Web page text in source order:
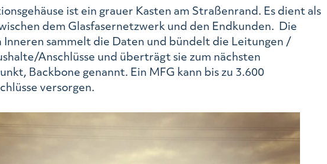
ist ein grauer Kasten am Straßenrand. Es dient als
dem Glasfasernetzwerk und den Endkunden. Die
Inneren sammelt die Daten und bündelt die Leitungen /
Anschlüsse und überträgt sie zum nächsten
Backbone genannt. Ein MFG kann bis zu 3.600
versorgen.